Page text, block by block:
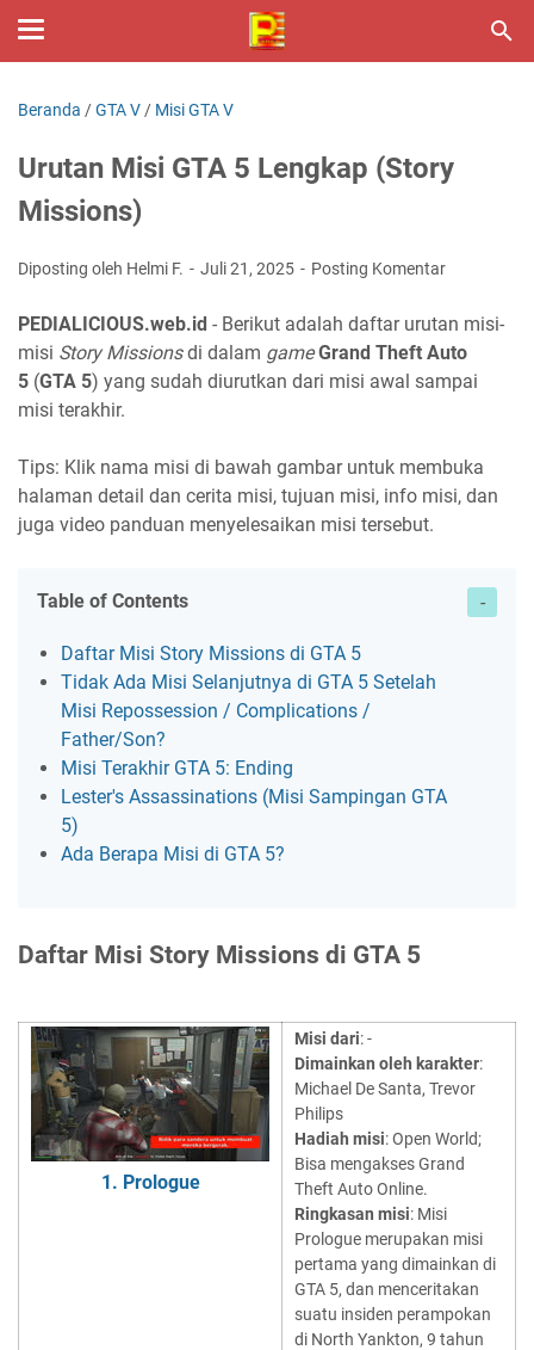
Beranda /GTA V / Misi GTA V
Urutan Misi GTA 5 Lengkap (Story
Missions)
Diposting oleh Helmi F. Juli 21, 2025 Posting Komentar
PEDIALICIOUS.web.id - Berikut adalah daftar urutan misi-
misi Story Missionsdi dalam game Grand Theft Auto
5 (GTA 5) yang sudah diurutkan dari misi awal sampai
misi terakhir.
Tips: Klik nama misi di bawah gambar untuk membuka
halaman detail dan cerita misi, tujuan misi, info misi, dan
juga video panduan menyelesaikan misi tersebut.
Table of Contents
Daftar Misi Story Missions di GTA 5
Tidak Ada Misi Selanjutnya di GTA 5 Setelah
Misi Repossession / Complications /
Father/Son?
Misi Terakhir GTA 5: Ending
Lester's Assassinations (Misi Sampingan GTA
5)
Ada Berapa Misi di GTA 5?
Daftar Misi Story Missions di GTA 5
1. Prologue
Misi dari: -
Dimainkan oleh karakter:
Michael De Santa, Trevor
Philips
Hadiah misi: Open World;
Bisa mengakses Grand
Theft Auto Online.
Ringkasan misi: Misi
Prologue merupakan misi
pertama yang dimainkan di
GTA 5, dan menceritakan
suatu insiden perampokan
di North Yankton, 9 tahun